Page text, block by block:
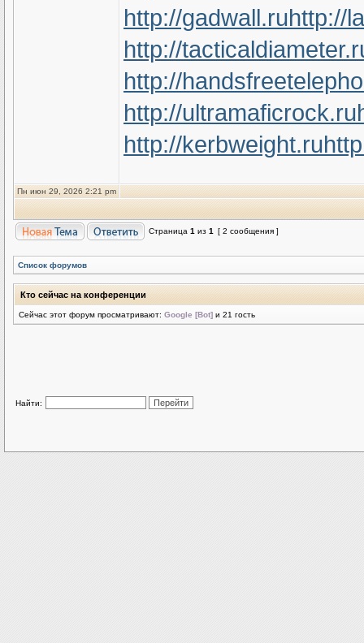
http://gadwall.ruhttp://
http://
http://
http://ultramaficrock.ru
http://kerbweight.ru
Пн июн 29, 2026 2:21 pm
Страница 1 из 1 [ 2 сообщения ]
Список форумов
Кто сейчас на конференции
Сейчас этот форум просматривают: Google [Bot] и 21 гость
Найти: